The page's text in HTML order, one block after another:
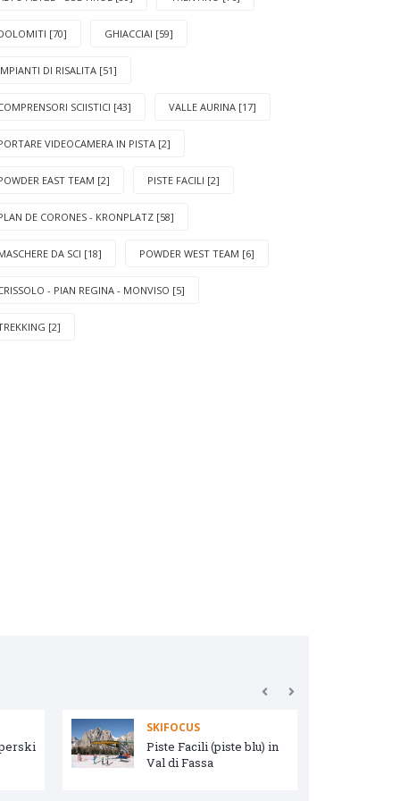
[70] GHIACCIAI [59]
DI RISALITA [51]
SCIISTICI [43] VALLE AURINA [17]
VIDEOCAMERA IN PISTA [2]
EAST TEAM [2] PISTE FACILI [2]
DE CORONES - KRONPLATZ [58]
DA SCI [18] POWDER WEST TEAM [6]
- PIAN REGINA - MONVISO [5]
[2]
SKIFOCUS
Piste Facili (piste blu) in
Val di Fassa